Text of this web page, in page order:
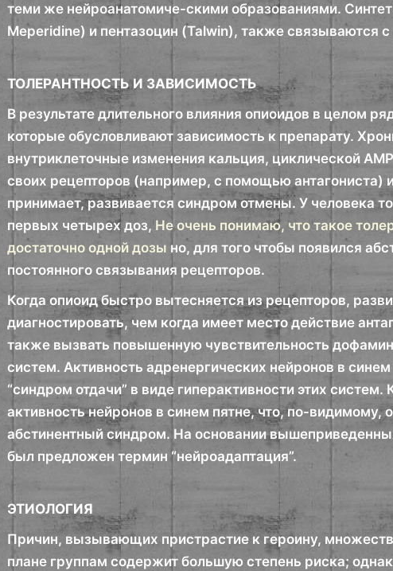
теми же нейроанатомиче-скими образованиями.
Meperidine) и пентазоцин (Talwin), также связываются
ТОЛЕРАНТНОСТЬ И ЗАВИСИМОСТЬ
В результате длительного влияния опиоидов в целом
которые обусловливают зависимость к препарату.
внутриклеточные изменения кальция, циклической
своих рецепторов (например, с помощью антагониста)
принимает, развивается синдром отмены. У человека
первых четырех доз, Не очень понимаю, что такое
достаточно одной дозы но, для того чтобы появился
постоянного связывания рецепторов.
Когда опиоид быстро вытесняется из рецепторов,
диагностировать, чем когда имеет место действие
также вызвать повышенную чувствительность
систем. Активность адренергических нейронов в
“синдром отдачи” в виде гиперактивности этих
активность нейронов в синем пятне, что, по-видимому,
абстинентный синдром. На основании
был предложен термин “нейроадаптация”.
ЭТИОЛОГИЯ
Причин, вызывающих пристрастие к героину,
плане группам содержит большую степень риска;